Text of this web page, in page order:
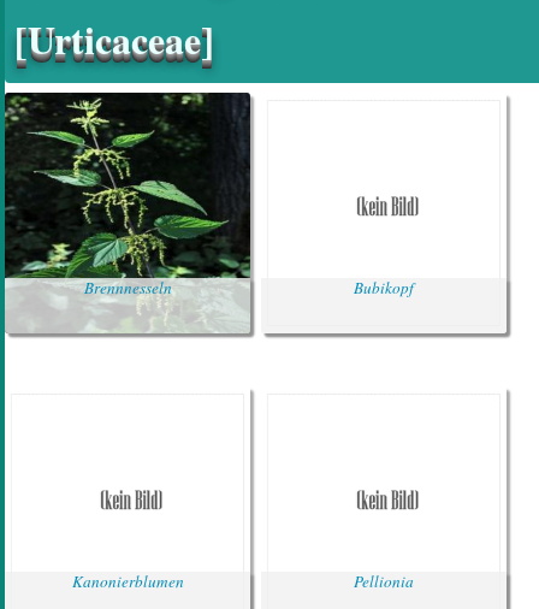
[Urticaceae]
Brennnesseln Bubikopf
Kanonierblumen Pellionia